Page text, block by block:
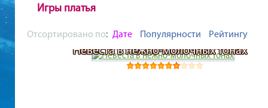
Игры платья
Отсортировано по: Дате Популярности Рейтингу
Невеста в нежно-молочных тонах